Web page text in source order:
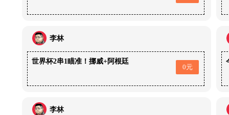
李林
世界杯2串1瞄准！挪威+阿根廷
0元
李林